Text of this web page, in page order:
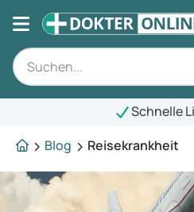
Schnelle Lieferung
Blog
Reisekrankheit